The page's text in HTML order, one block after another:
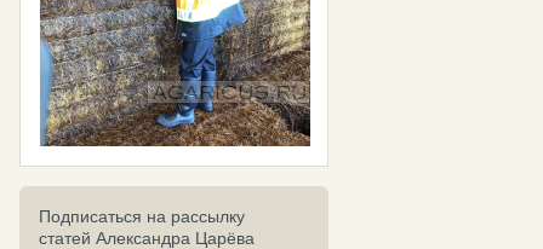
Подписаться на рассылку
статей Александра Царёва